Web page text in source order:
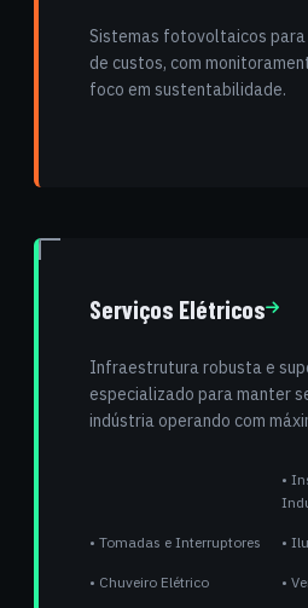
Sistemas fotovoltaicos
de custos, com
foco em sustentabilidade.
Serviços Elétricos
Infraestrutura robusta e
especializado para manter
indústria operando com
•
• Tomadas e Interruptores •
• Chuveiro Elétrico •